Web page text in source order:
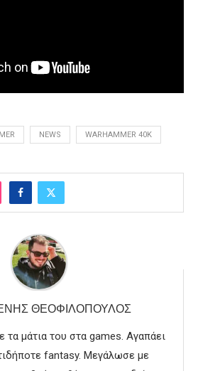
NEWS WARHAMMER 40K
ΘΕΟΦΙΛΌΠΟΥΛΟΣ
τα μάτια του στα games. Αγαπάει
fantasy. Μεγάλωσε με